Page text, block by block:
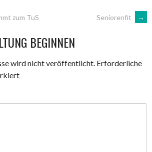
zum TuS Seniorenfit →
BEGINNEN
wird nicht veröffentlicht. Erforderliche